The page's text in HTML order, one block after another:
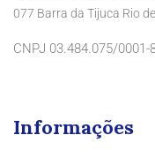
077 Barra da Tijuca Rio
CNPJ 03.484.075/0001-
Informações